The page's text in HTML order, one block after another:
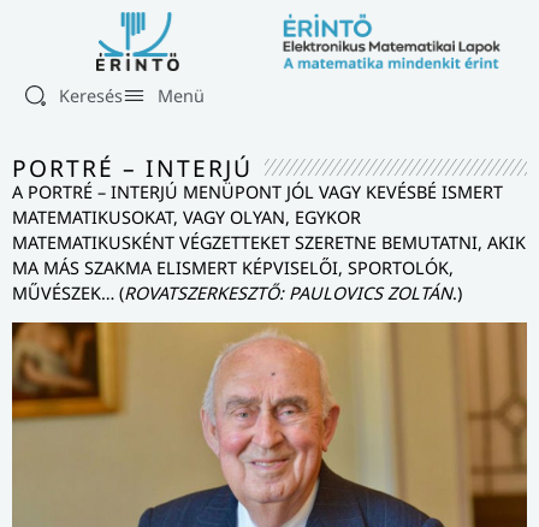
Keresés Menü
PORTRÉ – INTERJÚ
A PORTRÉ – INTERJÚ MENÜPONT JÓL VAGY KEVÉSBÉ ISMERT
MATEMATIKUSOKAT, VAGY OLYAN, EGYKOR
MATEMATIKUSKÉNT VÉGZETTEKET SZERETNE BEMUTATNI, AKIK
MA MÁS SZAKMA ELISMERT KÉPVISELŐI, SPORTOLÓK,
MŰVÉSZEK… (ROVATSZERKESZTŐ: PAULOVICS ZOLTÁN.)